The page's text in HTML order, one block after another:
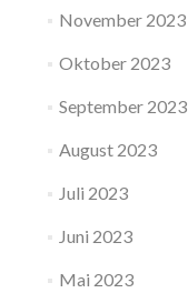
November 2023
Oktober 2023
September 2023
August 2023
Juli 2023
Juni 2023
Mai 2023